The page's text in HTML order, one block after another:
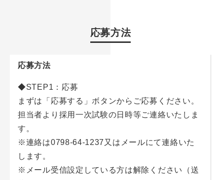
応募方法
応募方法
◆STEP1：応募
まずは「応募する」ボタンからご応募ください。
担当者より採用一次試験の日時等ご連絡いたしま
す。
※連絡は0798-64-1237又はメールにて連絡いた
します。
※メール受信設定している方は解除ください（送